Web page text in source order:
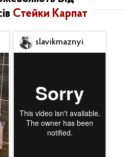
Стейки Карпат
slavikmaznyi